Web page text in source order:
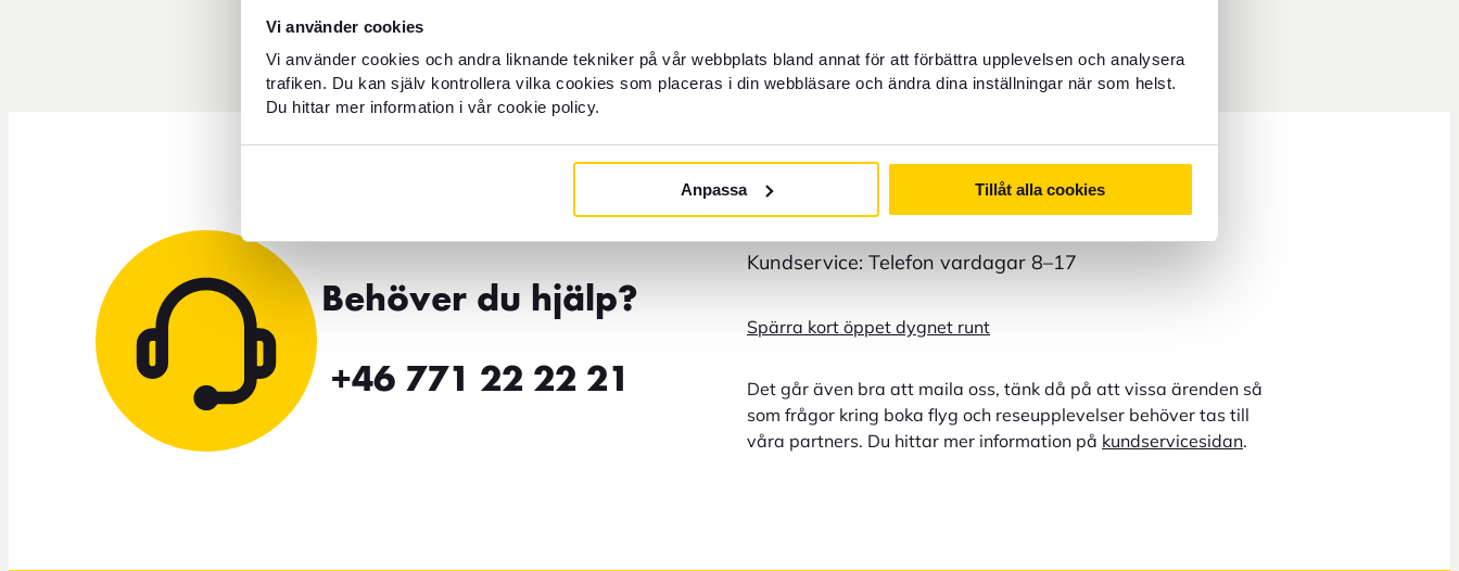
Vi använder cookies
Vi använder cookies och andra liknande tekniker på vår webbplats bland annat för att förbättra upplevelsen och analysera
trafiken. Du kan själv kontrollera vilka cookies som placeras i din webbläsare och ändra dina inställningar när som helst.
Du hittar mer information i vår cookie policy.
Anpassa Tillåt alla cookies
Tom Friberg, Kommunikationschef, tom.friberg@forex.se, +46 70 201 30 00
Behöver du hjälp?
+46 771 22 22 21
Kundservice: Telefon vardagar 8–17
Spärra kort öppet dygnet runt
Det går även bra att maila oss, tänk då på att vissa ärenden så
som frågor kring boka flyg och reseupplevelser behöver tas till
våra partners. Du hittar mer information på kundservicesidan.